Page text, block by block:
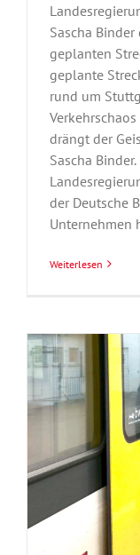
Sascha
geplanten
geplante
rund um
drängt der
Sascha
der Deutsche
Unternehmen
Weiterlesen